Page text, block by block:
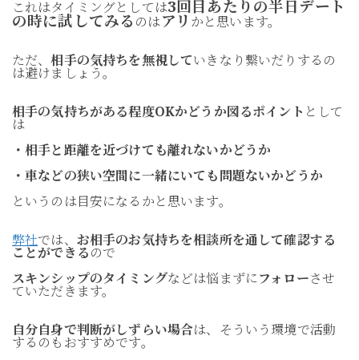
これはタイミングとしては3回目あたりの半日デート
の時に試してみる のはアリ かと思います。
ただ、相手の気持ちを無視していきなり繋いだりするの
は避けましょう。
相手の気持ちがある程度OKかどうか図るポイント として
は
・相手と距離を近づけても離れないかどうか
・車などの狭い空間に一緒にいても問題ないかどうか
というのは目安になるかと思います。
弊社では、 お相手のお気持ちを相談所を通して確認する
ことができるので
スキンシップのタイミングなどは悩まずにフォローさせ
ていただきます。
自分自身で判断がしずらい場合は、そういう環境で活動
するのもおすすめです。